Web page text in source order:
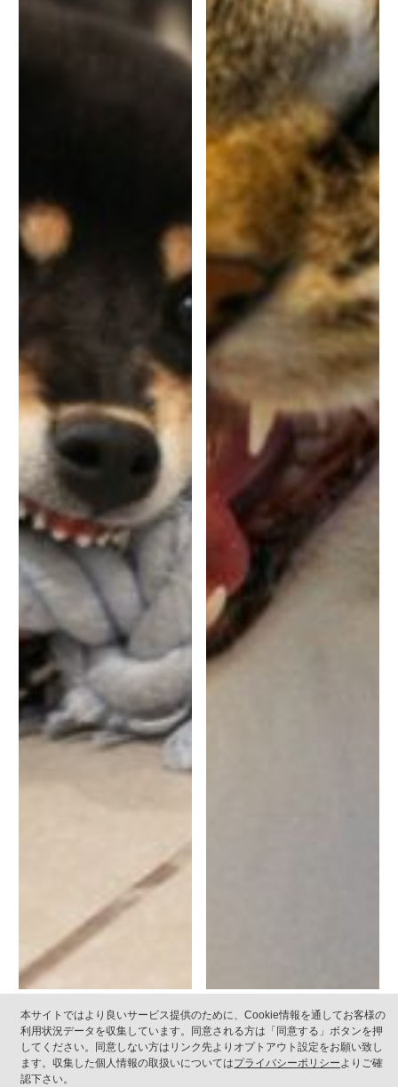
飼い犬に噛まれた場合にやる
べきことと再発防止策につい
て
全て
子猫の噛み癖はどうすれば治
る？効果的な方法とは？
全て
商品の選び方
本サイトではより良いサービス提供のために、Cookie情報を通してお客様の
利用状況データを収集しています。同意される方は「同意する」ボタンを押
してください。同意しない方はリンク先よりオプトアウト設定をお願い致し
ます。収集した個人情報の取扱いについてはプライバシーポリシーよりご確
認下さい。